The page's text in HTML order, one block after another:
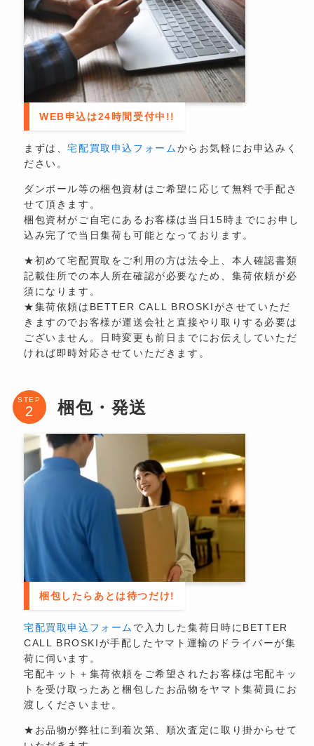
WEB申込は24時間受付中!!
まずは、宅配買取申込フォームからお気軽にお申込みく
ださい。
ダンボール等の梱包資材はご希望に応じて無料で手配さ
せて頂きます。
梱包資材がご自宅にあるお客様は当日15時までにお申し
込み完了で当日集荷も可能となっております。
★初めて宅配買取をご利用の方は法令上、本人確認書類
記載住所での本人所在確認が必要なため、集荷依頼が必
須になります。
★集荷依頼はBETTER CALL BROSKIがさせていただ
きますのでお客様が運送会社と直接やり取りする必要は
ございません。日時変更も前日までにお伝えしていただ
ければ即時対応させていただきます。
STEP 梱包・発送
梱包したらあとは待つだけ!
宅配買取申込フォーム で入力した集荷日時にBETTER
CALL BROSKIが手配したヤマト運輸のドライバーが集
荷に伺います。
宅配キット＋集荷依頼をご希望されたお客様は宅配キッ
トを受け取ったあと梱包したお品物をヤマト集荷員にお
渡しくださいませ。
★お品物が弊社に到着次第、順次査定に取り掛からせて